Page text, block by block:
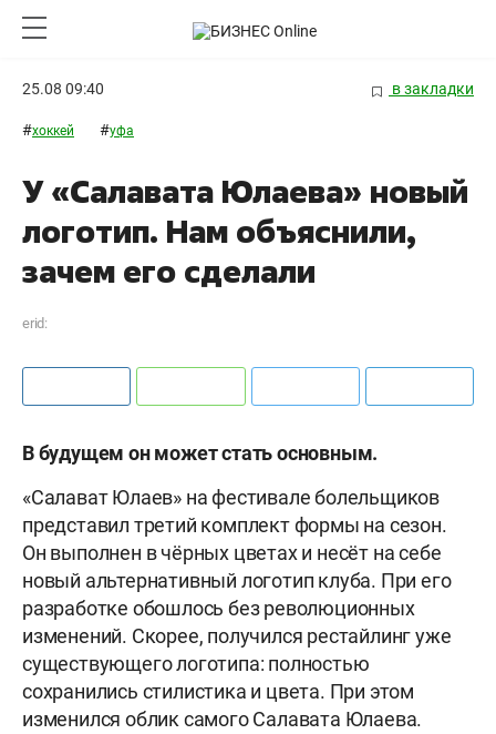
25.08 09:40 в закладки
#хоккей #уфа
У «Салавата Юлаева» новый
логотип. Нам объяснили,
зачем его сделали
erid:
В будущем он может стать основным.
«Салават Юлаев» на фестивале болельщиков
представил третий комплект формы на сезон.
Он выполнен в чёрных цветах и несёт на себе
новый альтернативный логотип клуба. При его
разработке обошлось без революционных
изменений. Скорее, получился рестайлинг уже
существующего логотипа: полностью
сохранились стилистика и цвета. При этом
изменился облик самого Салавата Юлаева.